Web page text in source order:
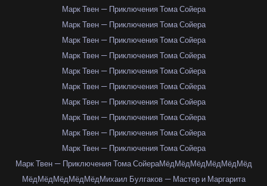
Марк Твен — Приключения Тома Сойера
Марк Твен — Приключения Тома Сойера
Марк Твен — Приключения Тома Сойера
Марк Твен — Приключения Тома Сойера
Марк Твен — Приключения Тома Сойера
Марк Твен — Приключения Тома Сойера
Марк Твен — Приключения Тома Сойера
Марк Твен — Приключения Тома Сойера
Марк Твен — Приключения Тома Сойера
Марк Твен — Приключения Тома Сойера
Марк Твен — Приключения Тома СойераМёдМёдМёдМёдМёдМёд
МёдМёдМёдМёдМёдМихаил Булгаков — Мастер и Маргарита